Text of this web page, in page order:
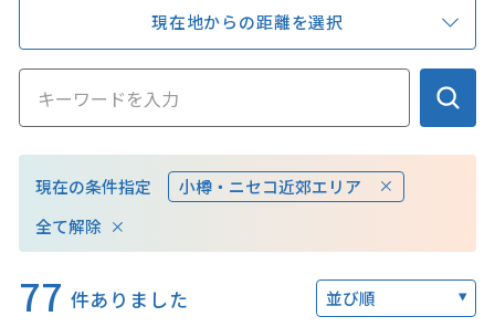
動画ライブラリー フォトライブラリー
お問い合わせ
現在地からの距離を選択
現在の条件指定
小樽・ニセコ近郊エリア
全て解除
77 件ありました 並び順